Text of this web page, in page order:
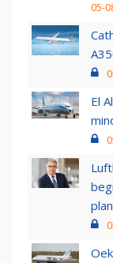
05-
El